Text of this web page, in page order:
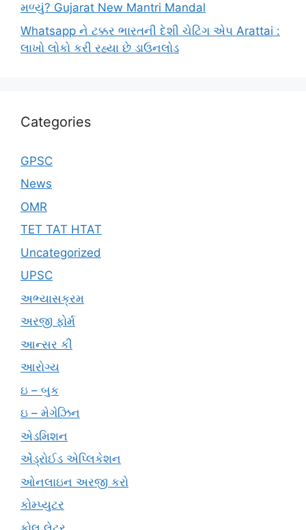
મળ્યું? Gujarat New Mantri Mandal
Whatsapp ને ટક્કર ભારતની દેશી ચેટિંગ એપ Arattai :
લાખો લોકો કરી રહ્યા છે ડાઉનલોડ
Categories
GPSC
News
OMR
TET TAT HTAT
Uncategorized
UPSC
અભ્યાસક્રમ
અરજી ફોર્મ
આન્સર કી
આરોગ્ય
ઇ – બુક
ઇ – મેગેઝિન
એડમિશન
એંડ્રોઈડ એપ્લિકેશન
ઓનલાઇન અરજી કરો
કોમ્પ્યુટર